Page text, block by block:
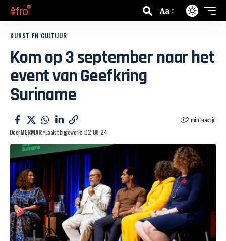
Aa
KUNST EN CULTUUR
Kom op 3 september naar het
event van Geefkring
Suriname
DoorMERMAR Laatst bijgewerkt: 02-08-24
2 min leestijd